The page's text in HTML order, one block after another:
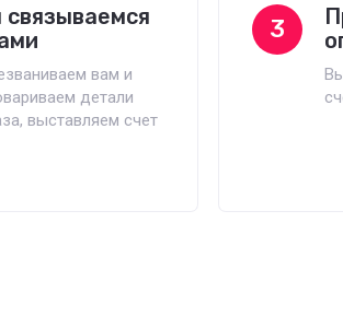
вам и
детали
выставляем счет
3